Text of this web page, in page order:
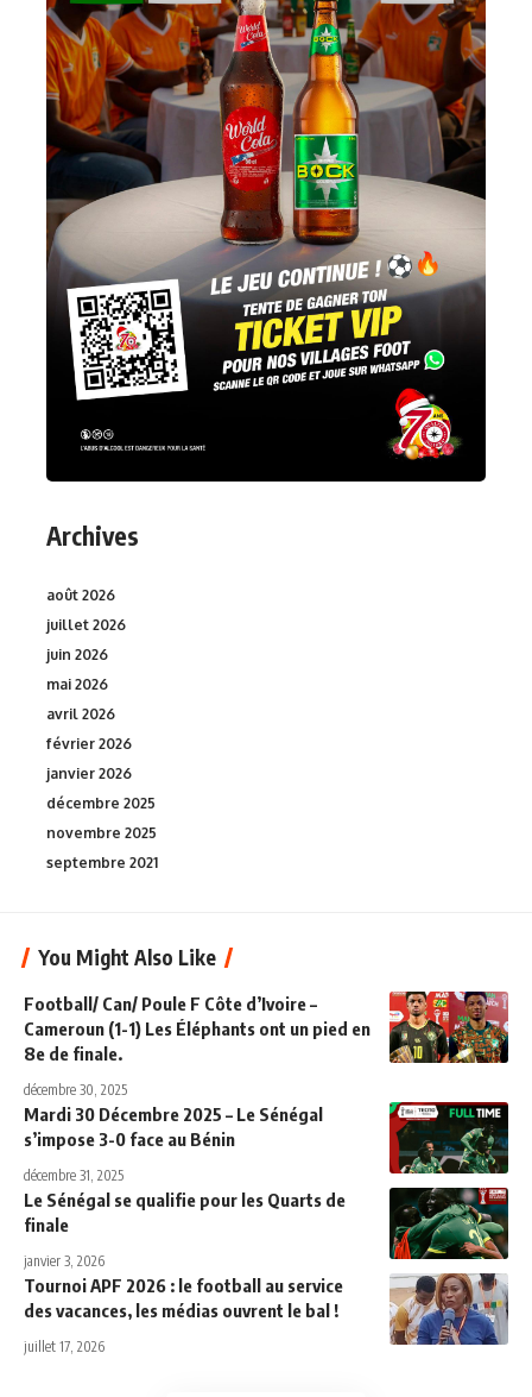
Archives
août 2026
juillet 2026
juin 2026
mai 2026
avril 2026
février 2026
janvier 2026
décembre 2025
novembre 2025
septembre 2021
You Might Also Like
Football/ Can/ Poule F Côte d’Ivoire –
Cameroun (1-1) Les Éléphants ont un pied en
8e de finale.
décembre 30, 2025
Mardi 30 Décembre 2025 – Le Sénégal
s’impose 3-0 face au Bénin
décembre 31, 2025
Le Sénégal se qualifie pour les Quarts de
finale
janvier 3, 2026
Tournoi APF 2026 : le football au service
des vacances, les médias ouvrent le bal !
juillet 17, 2026